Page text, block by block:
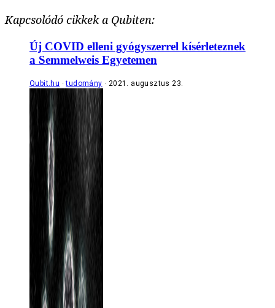
Kapcsolódó cikkek a Qubiten:
Új COVID elleni gyógyszerrel kísérleteznek
a Semmelweis Egyetemen
Qubit.hu tudomány 2021. augusztus 23.